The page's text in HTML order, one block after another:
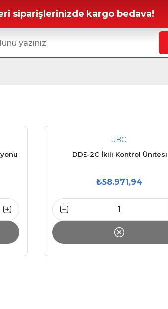
siparişlerinizde kargo bedava!
JBC
DDE-2C İkili Kontrol Ünitesi
₺58.971,94